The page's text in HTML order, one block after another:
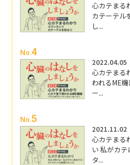
心カテまる
カテーテル
し...
No.4
2022.04.05
心カテまる
われるME
ー...
No.5
2021.11.02
心カテまる
い 私がカ
タ...